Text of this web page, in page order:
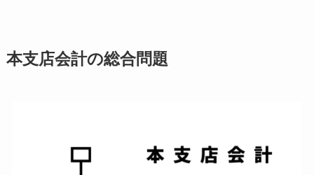
本支店会計の総合問題